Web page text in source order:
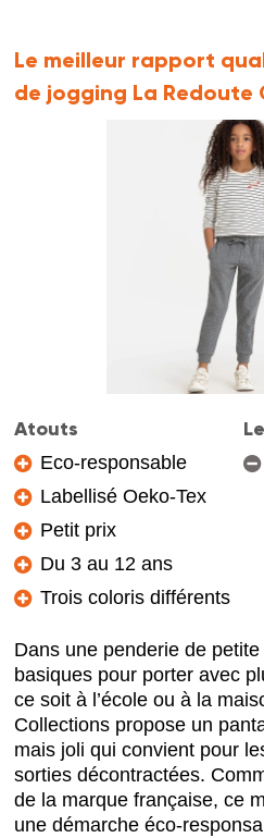
Le meilleur rapport
de jogging La Redoute
Atouts
Eco-responsable
Labellisé Oeko-Tex
Petit prix
Du 3 au 12 ans
Trois coloris différents
Dans une penderie de
basiques pour porter avec
ce soit à l’école ou à la
Collections propose un
mais joli qui convient pour
sorties décontractées.
de la marque française, ce
une démarche éco-